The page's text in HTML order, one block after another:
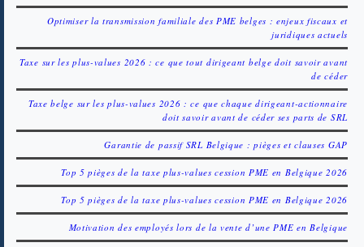
Optimiser la transmission familiale des PME belges : enjeux fiscaux et
juridiques actuels
Taxe sur les plus-values 2026 : ce que tout dirigeant belge doit savoir avant
de céder
Taxe belge sur les plus-values 2026 : ce que chaque dirigeant-actionnaire
doit savoir avant de céder ses parts de SRL
Garantie de passif SRL Belgique : pièges et clauses GAP
Top 5 pièges de la taxe plus-values cession PME en Belgique 2026
Top 5 pièges de la taxe plus-values cession PME en Belgique 2026
Motivation des employés lors de la vente d’une PME en Belgique